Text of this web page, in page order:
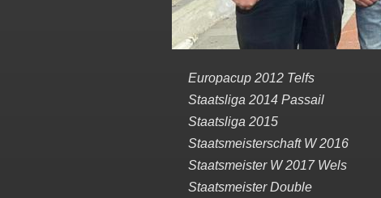
Europacup 2012 Telfs
Staatsliga 2014 Passail
Staatsliga 2015
Staatsmeisterschaft W 2016
Staatsmeister W 2017 Wels
Staatsmeister Double